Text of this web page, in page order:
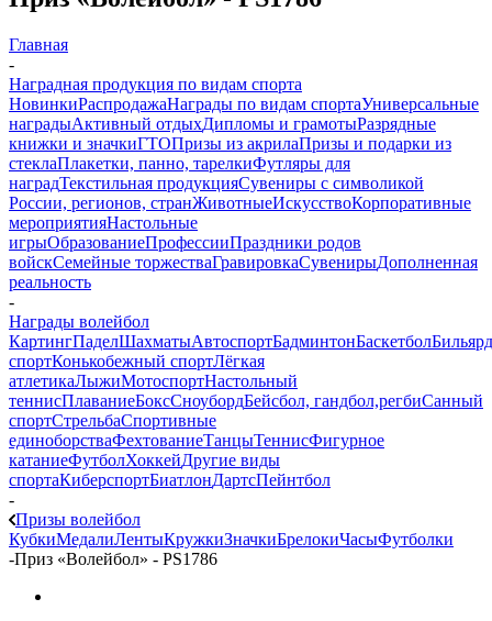
Главная
-
Наградная продукция по видам спорта
НовинкиРаспродажаНаграды по видам спортаУниверсальные
наградыАктивный отдыхДипломы и грамотыРазрядные
книжки и значкиГТОПризы из акрилаПризы и подарки из
стеклаПлакетки, панно, тарелкиФутляры для
наградТекстильная продукцияСувениры с символикой
России, регионов, странЖивотныеИскусствоКорпоративные
мероприятияНастольные
игрыОбразованиеПрофессииПраздники родов
войскСемейные торжестваГравировкаСувенирыДополненная
реальность
-
Награды волейбол
КартингПаделШахматыАвтоспортБадминтонБаскетболБильярд
спортКонькобежный спортЛёгкая
атлетикаЛыжиМотоспортНастольный
теннисПлаваниеБоксСноубордБейсбол, гандбол,регбиСанный
спортСтрельбаСпортивные
единоборстваФехтованиеТанцыТеннисФигурное
катаниеФутболХоккейДругие виды
спортаКиберспортБиатлонДартсПейнтбол
-
Призы волейбол
КубкиМедалиЛентыКружкиЗначкиБрелокиЧасыФутболки
-Приз «Волейбол» - PS1786